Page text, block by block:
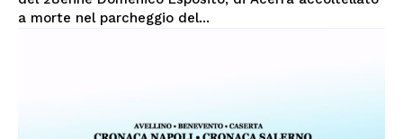
a morte nel parcheggio del...